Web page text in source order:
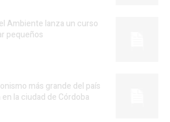
Ambiente lanza un curso
pequeños
más grande del país
la ciudad de Córdoba